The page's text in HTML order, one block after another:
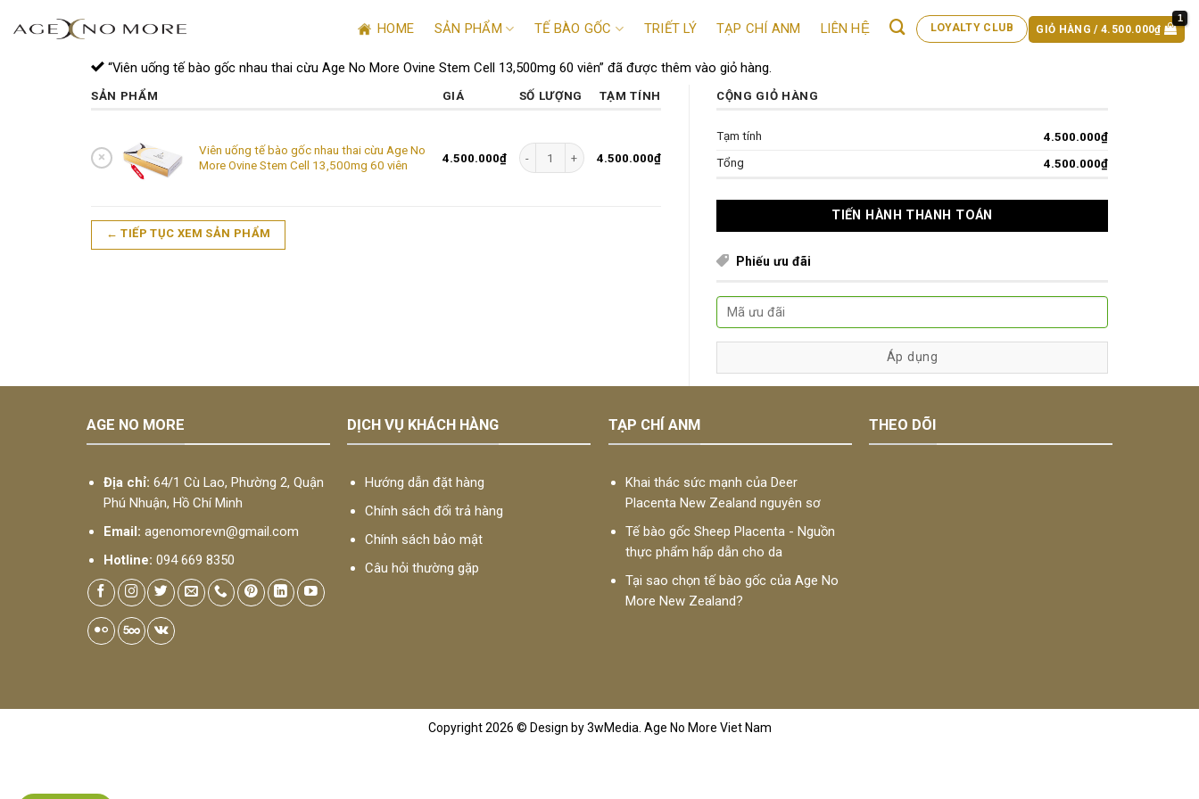
HOME SẢN PHẨM TẾ BÀO GỐC TRIẾT LÝ TẠP CHÍ ANM LIÊN HỆ LOYALTY CLUB GIỎ HÀNG /4.500.000₫
“Viên uống tế bào gốc nhau thai cừu Age No More Ovine Stem Cell 13,500mg 60 viên” đã được thêm vào giỏ hàng.
SẢN PHẨM GIÁ SỐ LƯỢNG TẠM TÍNH
×
Viên uống tế bào gốc nhau thai cừu Age No
More Ovine Stem Cell 13,500mg 60 viên
4.500.000₫
Viên uống tế bào gốc nhau thai cừu Age No More Ovine Stem Cell 13,500mg 60 viên số lượng
4.500.000₫
← TIẾP TỤC XEM SẢN PHẨM
CỘNG GIỎ HÀNG
Tạm tính 4.500.000₫
Tổng
4.500.000₫
TIẾN HÀNH THANH TOÁN
Phiếu ưu đãi
AGE NO MORE
Địa chỉ:64/1 Cù Lao, Phường 2, Quận
Phú Nhuận, Hồ Chí Minh
Email: agenomorevn@gmail.com
Hotline:094 669 8350
DỊCH VỤ KHÁCH HÀNG
Hướng dẫn đặt hàng
Chính sách đổi trả hàng
Chính sách bảo mật
Câu hỏi thường gặp
TẠP CHÍ ANM
Khai thác sức mạnh của Deer
Placenta New Zealand nguyên sơ
Tế bào gốc Sheep Placenta - Nguồn
thực phẩm hấp dẫn cho da
Tại sao chọn tế bào gốc của Age No
More New Zealand?
THEO DÕI
Copyright 2026 © Design by 3wMedia. Age No More Viet Nam